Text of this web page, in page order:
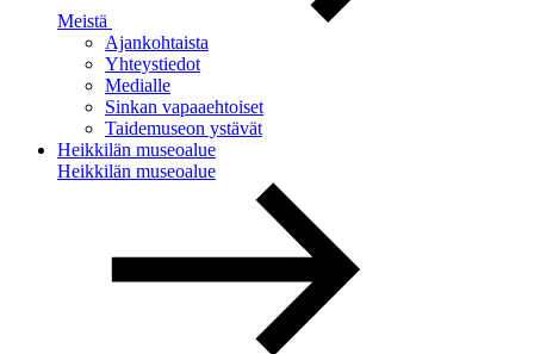
Meistä
Ajankohtaista
Yhteystiedot
Medialle
Sinkan vapaaehtoiset
Taidemuseon ystävät
Heikkilän museoalue
Heikkilän museoalue